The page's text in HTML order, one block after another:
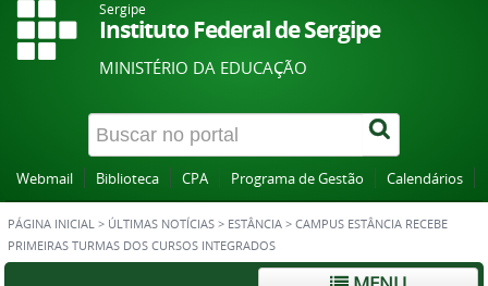
Sergipe
Instituto Federal de Sergipe
MINISTÉRIO DA EDUCAÇÃO
Webmail Biblioteca CPA Programa de Gestão Calendários
PÁGINA INICIAL > ÚLTIMAS NOTÍCIAS > ESTÂNCIA > CAMPUS ESTÂNCIA RECEBE
PRIMEIRAS TURMAS DOS CURSOS INTEGRADOS